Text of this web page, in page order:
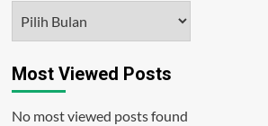
Most Viewed Posts
No most viewed posts found